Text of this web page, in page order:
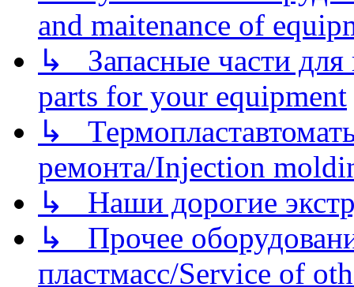
and maitenance of
↳ Запасные части для
parts for your equipment
↳
ремонта/Injection
↳ Наши дорогие
↳ Прочее
пластмасс/Service of